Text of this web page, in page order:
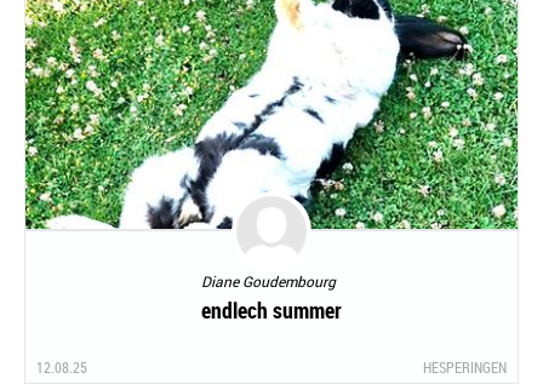
Diane Goudembourg
endlech summer
12.08.25 HESPERINGEN